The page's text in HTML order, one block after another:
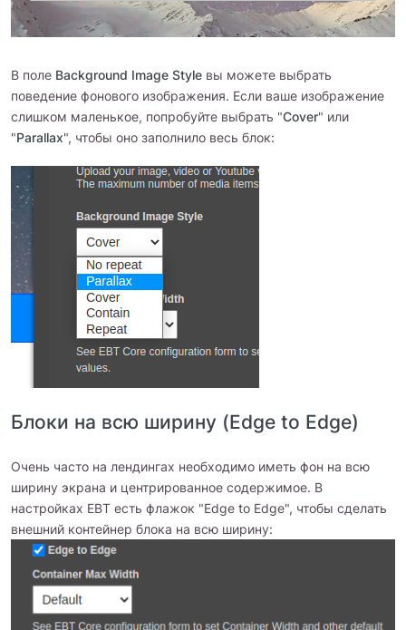
В поле Background Image Style вы можете выбрать
поведение фонового изображения. Если ваше изображение
слишком маленькое, попробуйте выбрать "Cover" или
"Parallax", чтобы оно заполнило весь блок:
Блоки на всю ширину (Edge to Edge)
Очень часто на лендингах необходимо иметь фон на всю
ширину экрана и центрированное содержимое. В
настройках EBT есть флажок "Edge to Edge", чтобы сделать
внешний контейнер блока на всю ширину: